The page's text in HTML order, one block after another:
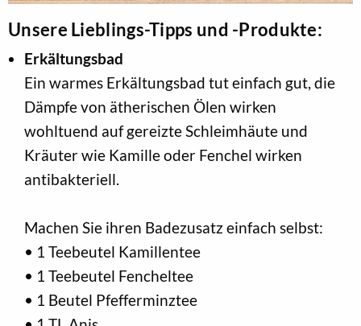
Unsere Lieblings-Tipps und -Produkte:
Erkältungsbad
Ein warmes Erkältungsbad tut einfach gut, die
Dämpfe von ätherischen Ölen wirken
wohltuend auf gereizte Schleimhäute und
Kräuter wie Kamille oder Fenchel wirken
antibakteriell.
Machen Sie ihren Badezusatz einfach selbst:
• 1 Teebeutel Kamillentee
• 1 Teebeutel Fencheltee
• 1 Beutel Pfefferminztee